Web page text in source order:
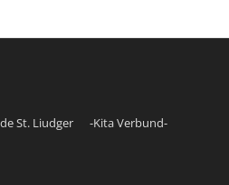
St. Liudger -Kita Verbund-